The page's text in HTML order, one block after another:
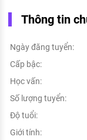
Thông tin
Ngày đăng tuyển:
Cấp bậc:
Học vấn:
Số lượng tuyển:
Độ tuổi:
Giới tính: